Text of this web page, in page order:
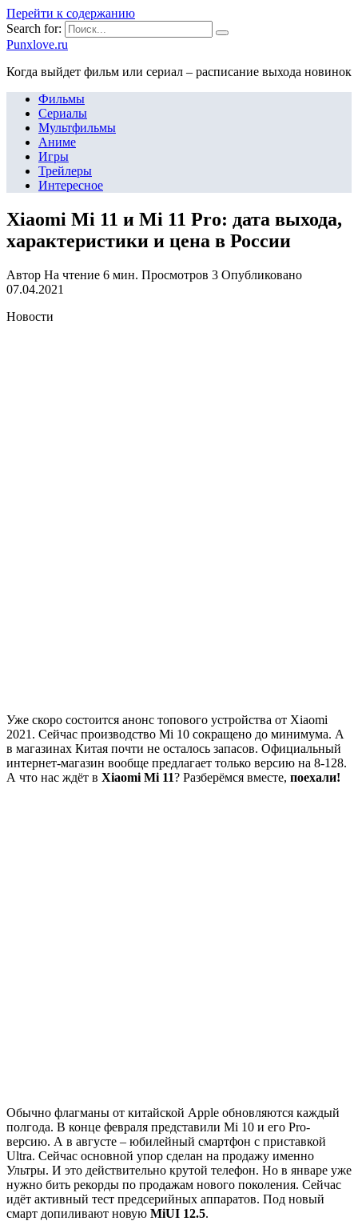
Перейти к содержанию
Search for:
Punxlove.ru
Когда выйдет фильм или сериал – расписание выхода новинок
Фильмы
Сериалы
Мультфильмы
Аниме
Игры
Трейлеры
Интересное
Xiaomi Mi 11 и Mi 11 Pro: дата выхода,
характеристики и цена в России
Автор На чтение 6 мин. Просмотров 3 Опубликовано
07.04.2021
Новости
Уже скоро состоится анонс топового устройства от Xiaomi
2021. Сейчас производство Mi 10 сокращено до минимума. А
в магазинах Китая почти не осталось запасов. Официальный
интернет-магазин вообще предлагает только версию на 8-128.
А что нас ждёт в Xiaomi Mi 11? Разберёмся вместе, поехали!
Обычно флагманы от китайской Apple обновляются каждый
полгода. В конце февраля представили Mi 10 и его Pro-
версию. А в августе – юбилейный смартфон с приставкой
Ultra. Сейчас основной упор сделан на продажу именно
Ультры. И это действительно крутой телефон. Но в январе уже
нужно бить рекорды по продажам нового поколения. Сейчас
идёт активный тест предсерийных аппаратов. Под новый
смарт допиливают новую MiUI 12.5.